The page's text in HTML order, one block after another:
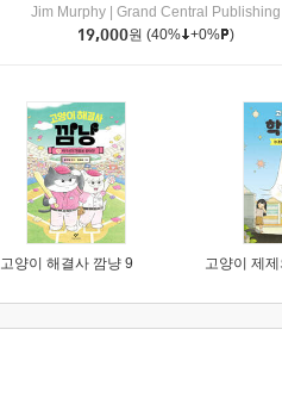
Jim Murphy
Grand Central Publishing
19,000원 (40% +0% )
고양이 해결사 깜냥 9